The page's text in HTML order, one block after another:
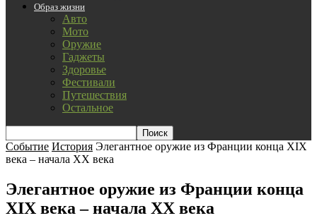
Образ жизни
Авто
Мото
Оружие
Гаджеты
Здоровье
Фестивали
Путешествия
Остальное
Событие История Элегантное оружие из Франции конца XIX
века – начала XX века
Элегантное оружие из Франции конца
XIX века – начала XX века